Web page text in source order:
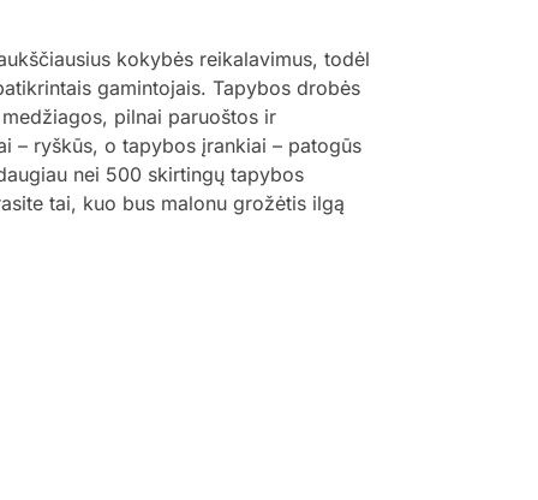
kokybės reikalavimus, todėl
gamintojais. Tapybos drobės
pilnai paruoštos ir
– ryškūs, o tapybos įrankiai – patogūs
nei 500 skirtingų tapybos
tai, kuo bus malonu grožėtis ilgą